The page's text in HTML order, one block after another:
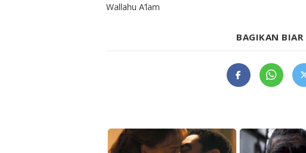
Wallahu A’lam
BAGIKAN BIAR